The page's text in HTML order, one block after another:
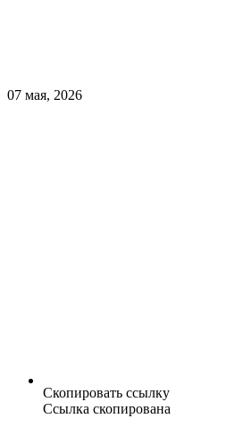
07 мая, 2026
Скопировать ссылку
Ссылка скопирована